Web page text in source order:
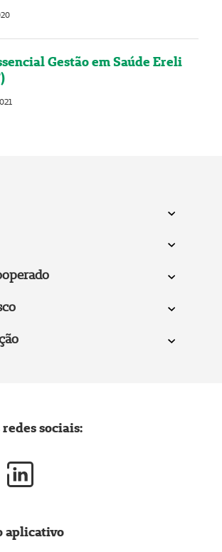
Gestão em Saúde Ereli
redes sociais:
aplicativo